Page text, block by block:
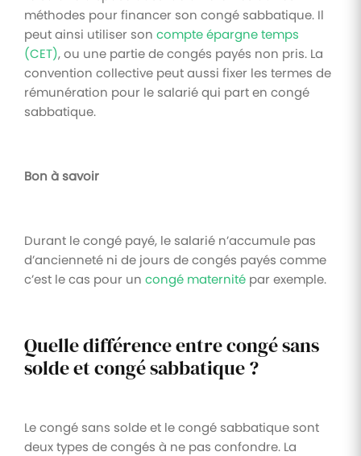
méthodes pour financer son congé sabbatique. Il
peut ainsi utiliser son compte épargne temps
(CET), ou une partie de congés payés non pris. La
convention collective peut aussi fixer les termes de
rémunération pour le salarié qui part en congé
sabbatique.
Bon à savoir
Durant le congé payé, le salarié n’accumule pas
d’ancienneté ni de jours de congés payés comme
c’est le cas pour un congé maternité par exemple.
Quelle différence entre congé sans
solde et congé sabbatique ?
Le congé sans solde et le congé sabbatique sont
deux types de congés à ne pas confondre. La